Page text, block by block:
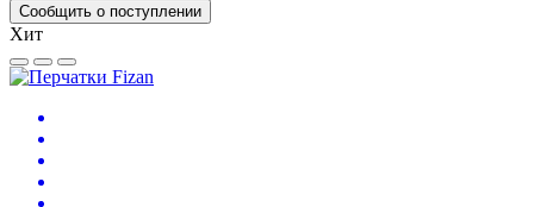
Сообщить о поступлении
Хит